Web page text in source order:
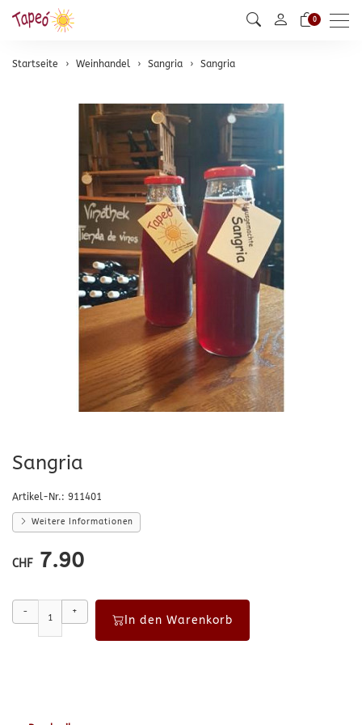
0
Startseite Weinhandel Sangria Sangria
Sangria
Artikel-Nr.: 911401
Weitere Informationen
CHF 7.90
- +
In den Warenkorb